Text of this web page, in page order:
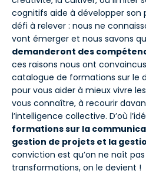
cognitifs aide à développer
défi à relever : nous ne
vont émerger et nous savons
demanderont des
ces raisons nous ont
catalogue de formations sur le
pour vous aider à mieux vivre
vous connaître, à recourir
l’intelligence collective. D’où
formations sur la
gestion de projets et la
conviction est qu’on ne naît
transformations, on le devient !